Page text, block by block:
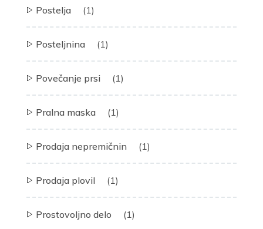
Postelja (1)
Posteljnina (1)
Povečanje prsi (1)
Pralna maska (1)
Prodaja nepremičnin (1)
Prodaja plovil (1)
Prostovoljno delo (1)